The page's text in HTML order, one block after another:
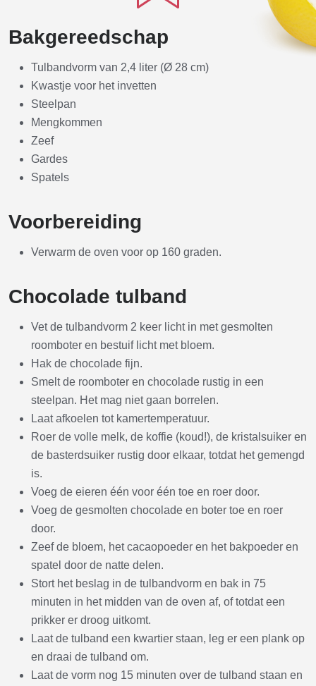
Bakgereedschap
Tulbandvorm van 2,4 liter (Ø 28 cm)
Kwastje voor het invetten
Steelpan
Mengkommen
Zeef
Gardes
Spatels
Voorbereiding
Verwarm de oven voor op 160 graden.
Chocolade tulband
Vet de tulbandvorm 2 keer licht in met gesmolten
roomboter en bestuif licht met bloem.
Hak de chocolade fijn.
Smelt de roomboter en chocolade rustig in een
steelpan. Het mag niet gaan borrelen.
Laat afkoelen tot kamertemperatuur.
Roer de volle melk, de koffie (koud!), de kristalsuiker en
de basterdsuiker rustig door elkaar, totdat het gemengd
is.
Voeg de eieren één voor één toe en roer door.
Voeg de gesmolten chocolade en boter toe en roer
door.
Zeef de bloem, het cacaopoeder en het bakpoeder en
spatel door de natte delen.
Stort het beslag in de tulbandvorm en bak in 75
minuten in het midden van de oven af, of totdat een
prikker er droog uitkomt.
Laat de tulband een kwartier staan, leg er een plank op
en draai de tulband om.
Laat de vorm nog 15 minuten over de tulband staan en